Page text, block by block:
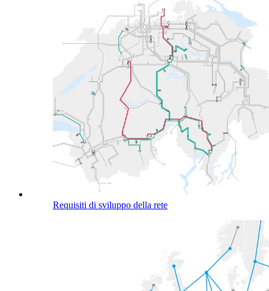
Requisiti di sviluppo della rete